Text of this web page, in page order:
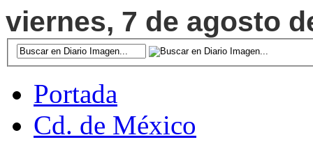
viernes, 7 de agosto
Portada
Cd. de México